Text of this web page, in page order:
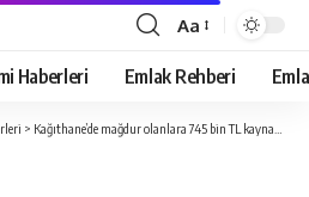
Yazı
Tipi
Boyutlandırıcı
Aa
Haberleri Emlak Rehberi
> Kağıthane’de mağdur olanlara 745 bin TL kaynak aktarıldı